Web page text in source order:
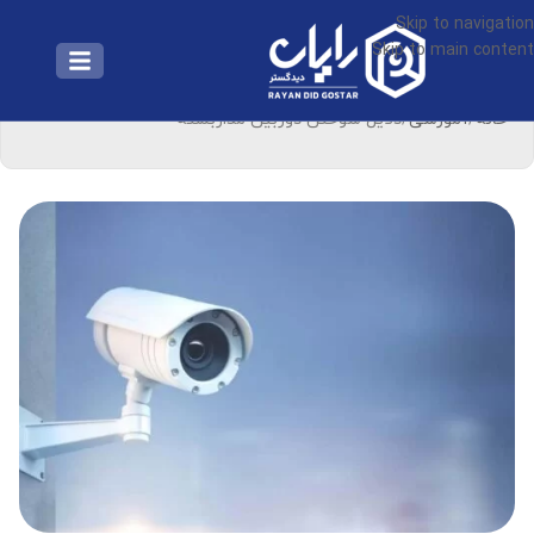
Skip to navigation
Skip to main content
خانه آموزشی دلایل سوختن دوربین مداربسته